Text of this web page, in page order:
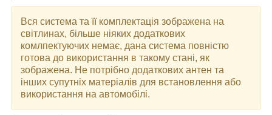
Вся система та її комплектація зображена на
світлинах, більше ніяких додаткових
комлпектуючих немає, дана система повністю
готова до використання в такому стані, як
зображена. Не потрібно додаткових антен та
інших супутніх матеріалів для встановлення або
використання на автомобілі.